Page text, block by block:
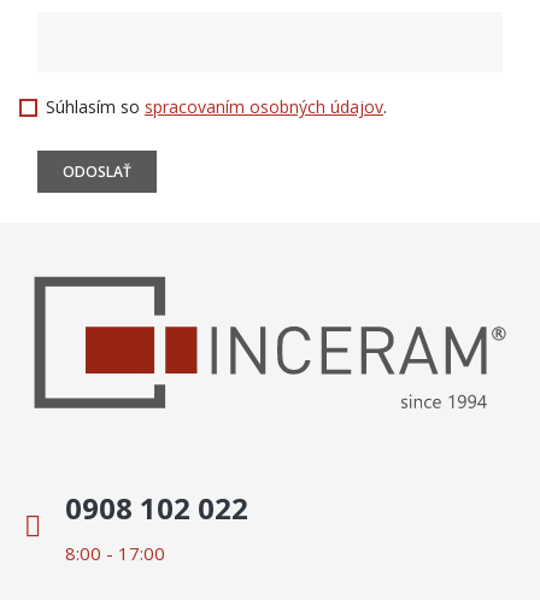
Súhlasím so spracovaním osobných údajov.
0908 102 022
8:00 - 17:00